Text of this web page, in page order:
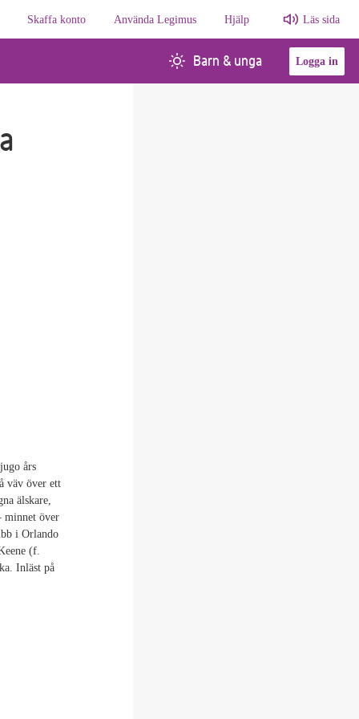
Skaffa konto Använda Legimus Hjälp Läs sida
Barn & unga Logga in
års
väv över ett
älskare,
minnet över
i Orlando
(f.
Inläst på